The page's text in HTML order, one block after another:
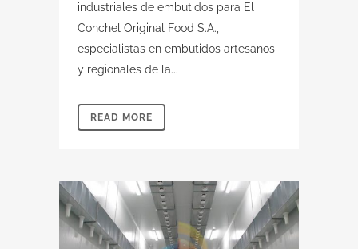
industriales de embutidos para El
Conchel Original Food S.A.,
especialistas en embutidos artesanos
y regionales de la...
READ MORE